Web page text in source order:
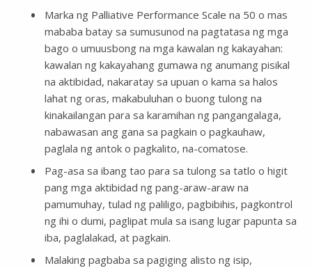
Marka ng Palliative Performance Scale na 50 o mas
mababa batay sa sumusunod na pagtatasa ng mga
bago o umuusbong na mga kawalan ng kakayahan:
kawalan ng kakayahang gumawa ng anumang pisikal
na aktibidad, nakaratay sa upuan o kama sa halos
lahat ng oras, makabuluhan o buong tulong na
kinakailangan para sa karamihan ng pangangalaga,
nabawasan ang gana sa pagkain o pagkauhaw,
paglala ng antok o pagkalito, na-comatose.
Pag-asa sa ibang tao para sa tulong sa tatlo o higit
pang mga aktibidad ng pang-araw-araw na
pamumuhay, tulad ng paliligo, pagbibihis, pagkontrol
ng ihi o dumi, paglipat mula sa isang lugar papunta sa
iba, paglalakad, at pagkain.
Malaking pagbaba sa pagiging alisto ng isip,